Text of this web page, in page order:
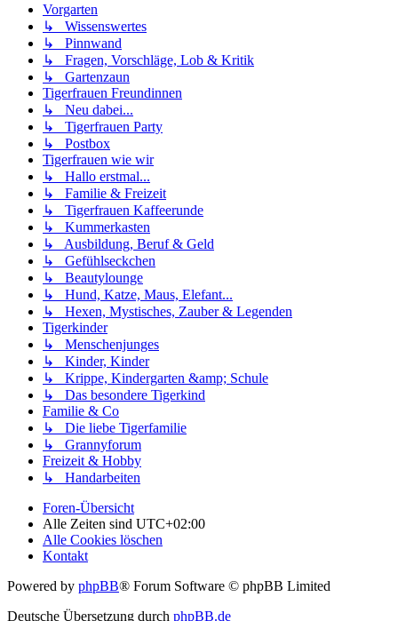
Vorgarten
↳ Wissenswertes
↳ Pinnwand
↳ Fragen, Vorschläge, Lob & Kritik
↳ Gartenzaun
Tigerfrauen Freundinnen
↳ Neu dabei...
↳ Tigerfrauen Party
↳ Postbox
Tigerfrauen wie wir
↳ Hallo erstmal...
↳ Familie & Freizeit
↳ Tigerfrauen Kaffeerunde
↳ Kummerkasten
↳ Ausbildung, Beruf & Geld
↳ Gefühlseckchen
↳ Beautylounge
↳ Hund, Katze, Maus, Elefant...
↳ Hexen, Mystisches, Zauber & Legenden
Tigerkinder
↳ Menschenjunges
↳ Kinder, Kinder
↳ Krippe, Kindergarten &amp; Schule
↳ Das besondere Tigerkind
Familie & Co
↳ Die liebe Tigerfamilie
↳ Grannyforum
Freizeit & Hobby
↳ Handarbeiten
Foren-Übersicht
Alle Zeiten sind UTC+02:00
Alle Cookies löschen
Kontakt
Powered by phpBB® Forum Software © phpBB Limited
Deutsche Übersetzung durch phpBB.de